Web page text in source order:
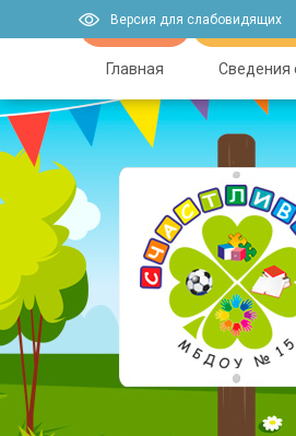
Версия для слабовидящих
Главная Сведения